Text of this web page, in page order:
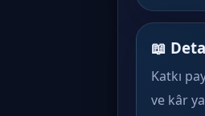
📖
Katkı
ve kâr